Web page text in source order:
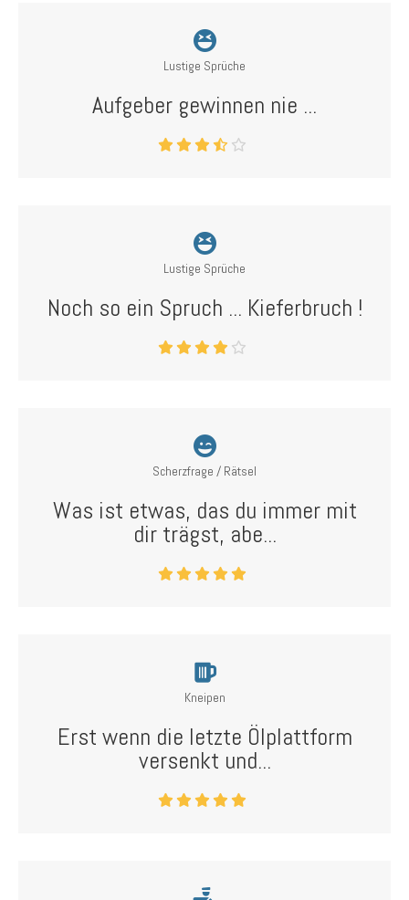
Lustige Sprüche
Aufgeber gewinnen nie ...
Lustige Sprüche
Noch so ein Spruch ... Kieferbruch !
Scherzfrage / Rätsel
Was ist etwas, das du immer mit
dir trägst, abe...
Kneipen
Erst wenn die letzte Ölplattform
versenkt und...